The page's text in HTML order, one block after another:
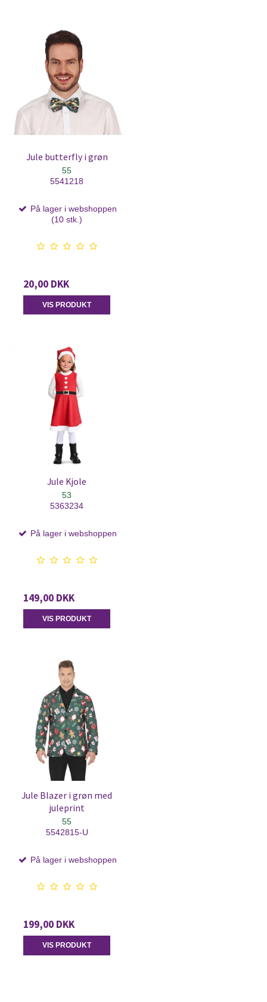
Jule butterfly i grøn
55
5541218
På lager i webshoppen
(10 stk.)
20,00 DKK
VIS PRODUKT
Jule Kjole
53
5363234
På lager i webshoppen
149,00 DKK
VIS PRODUKT
Jule Blazer i grøn med
juleprint
55
5542815-U
På lager i webshoppen
199,00 DKK
VIS PRODUKT